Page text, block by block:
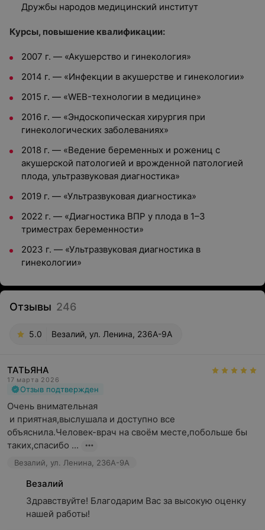
Дружбы народов медицинский институт
Курсы, повышение квалификации:
2007 г. — «Акушерство и гинекология»
2014 г. — «Инфекции в акушерстве и гинекологии»
2015 г. — «WEB-технологии в медицине»
2016 г. — «Эндоскопическая хирургия при
гинекологических заболеваниях»
2018 г. — «Ведение беременных и рожениц с
акушерской патологией и врожденной патологией
плода, ультразвуковая диагностика»
2019 г. — «Ультразвуковая диагностика»
2022 г. — «Диагностика ВПР у плода в 1–3
триместрах беременности»
2023 г. — «Ультразвуковая диагностика в
гинекологии»
Отзывы 246
5.0 Везалий, ул. Ленина, 236А-9А
ТАТЬЯНА
17 марта 2026
Отзыв подтвержден
Очень внимательная
объяснила.Человек-врач на своём месте,побольше бы
таких,спасибо ...
Везалий, ул. Ленина, 236А-9А
Везалий
Здравствуйте! Благодарим Вас за высокую оценку
нашей работы!